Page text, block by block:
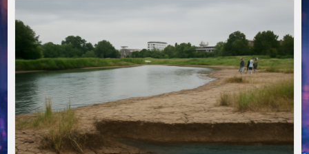
FRÜHWARNUNG,
SCHUTZMASSNAHMEN F
ÜR S
MARTERE S
TÄDTE.